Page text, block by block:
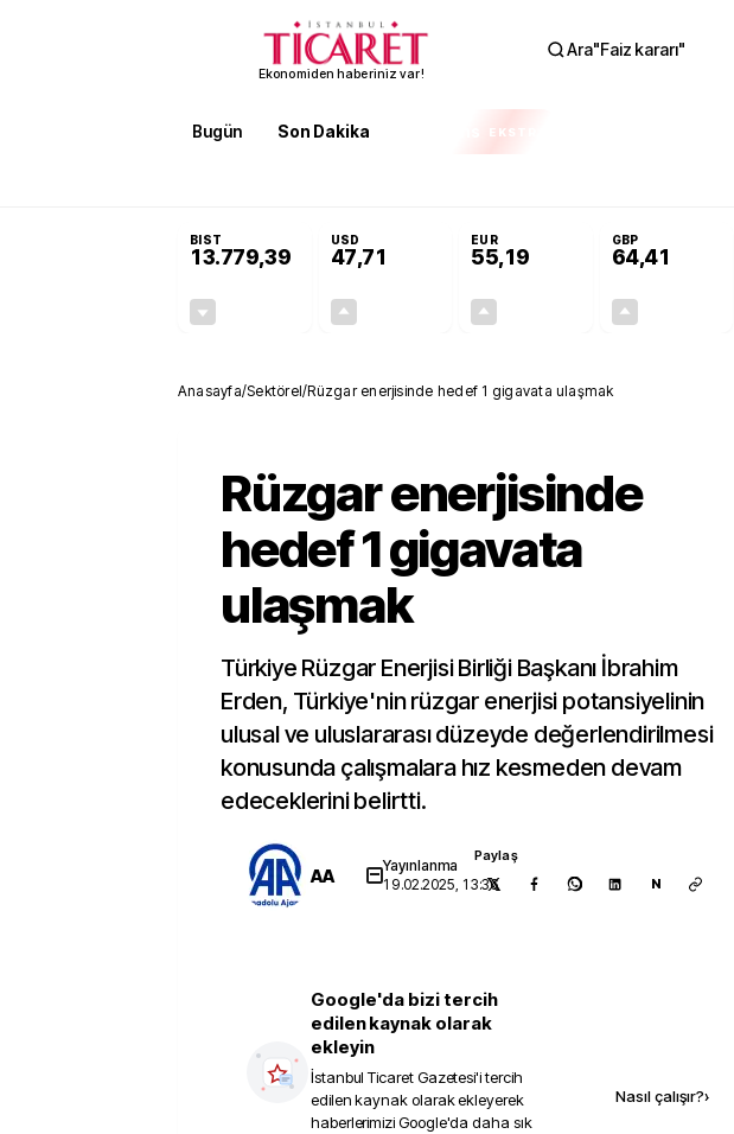
Ekonomiden haberiniz var!
Ara"Faiz kararı"
Bugün Son Dakika EKSTRA
BIST
13.779,39
USD
47,71
EUR
55,19
GBP
64,41
Anasayfa/Sektörel/Rüzgar enerjisinde hedef 1 gigavata ulaşmak
Rüzgar enerjisinde
hedef 1 gigavata
ulaşmak
Türkiye Rüzgar Enerjisi Birliği Başkanı İbrahim
Erden, Türkiye'nin rüzgar enerjisi potansiyelinin
ulusal ve uluslararası düzeyde değerlendirilmesi
konusunda çalışmalara hız kesmeden devam
edeceklerini belirtti.
AA
Yayınlanma
19.02.2025, 13:36
Paylaş
N
Google'da bizi tercih
edilen kaynak olarak
ekleyin
İstanbul Ticaret Gazetesi'i tercih
edilen kaynak olarak ekleyerek
haberlerimizi Google'da daha sık
Nasıl çalışır?›